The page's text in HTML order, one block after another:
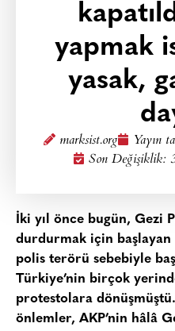
yapmak
yasak,
marksist.org Yayın
Son Değişiklik:
İki yıl önce bugün, Gezi
durdurmak için
polis terörü sebebiyle
Türkiye’nin birçok
protestolara
önlemler, AKP’nin hâlâ